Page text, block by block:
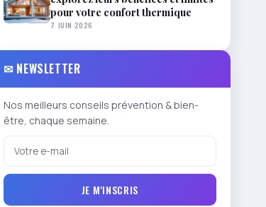
pour
pour votre confort thermique
7 JUIN 2026
✉ NEWSLETTER
Nos meilleurs conseils prévention & bien-
être, chaque semaine.
JE M'INSCRIS